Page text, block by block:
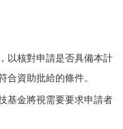
以核對申請是否具備本計
資助批給的條件。
基金將視需要要求申請者